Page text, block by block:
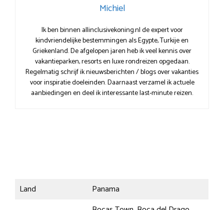
Michiel
Ik ben binnen allinclusivekoning.nl de expert voor
kindvriendelijke bestemmingen als Egypte, Turkije en
Griekenland. De afgelopen jaren heb ik veel kennis over
vakantieparken, resorts en luxe rondreizen opgedaan.
Regelmatig schrijf ik nieuwsberichten / blogs over vakanties
voor inspiratie doeleinden. Daarnaast verzamel ik actuele
aanbiedingen en deel ik interessante last-minute reizen.
Land
Panama